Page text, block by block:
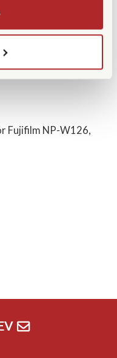
ta cirka 150 bilder
Fujifilm NP-W126,